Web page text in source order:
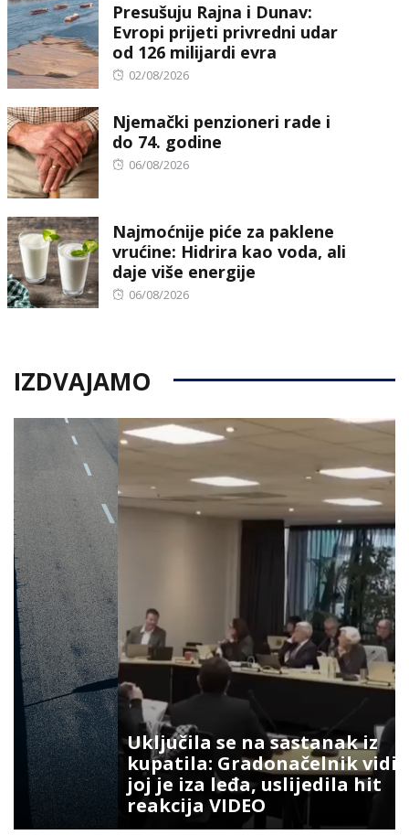
Presušuju Rajna i Dunav:
Evropi prijeti privredni udar
od 126 milijardi evra
Posted
02/08/2026
Njemački penzioneri rade i
do 74. godine
Posted
06/08/2026
Najmoćnije piće za paklene
vrućine: Hidrira kao voda, ali
daje više energije
Posted
06/08/2026
IZDVAJAMO
Uključila se na sastanak iz
kupatila: Gradonačelnik vidio šta
joj je iza leđa, uslijedila hit
reakcija VIDEO